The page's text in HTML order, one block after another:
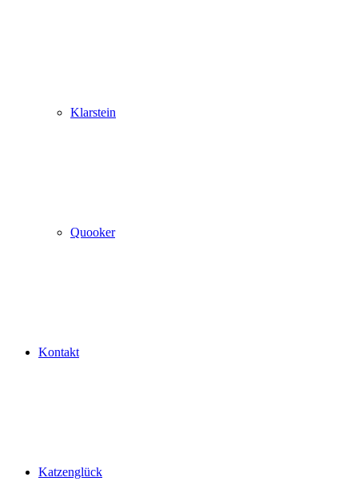
Klarstein
Quooker
Kontakt
Katzenglück